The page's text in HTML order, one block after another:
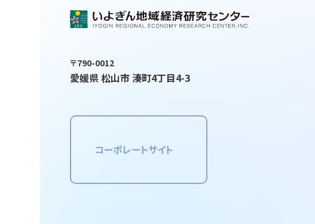
〒790-0012
愛媛県 松山市 湊町4丁目4-3
コーポレートサイト